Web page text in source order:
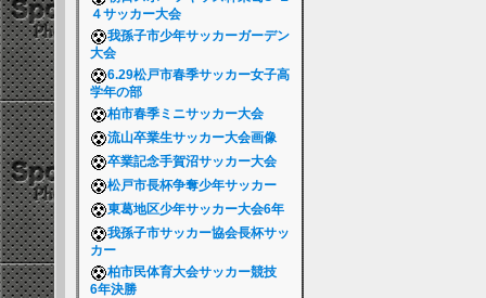
４サッカー大会
我孫子市少年サッカーガーデン
大会
6.29松戸市春季サッカー女子高
学年の部
柏市春季ミニサッカー大会
流山卒業生サッカー大会画像
卒業記念手賀沼サッカー大会
松戸市長杯争奪少年サッカー
東葛地区少年サッカー大会6年
我孫子市サッカー協会長杯サッ
カー
柏市民体育大会サッカー競技
6年決勝